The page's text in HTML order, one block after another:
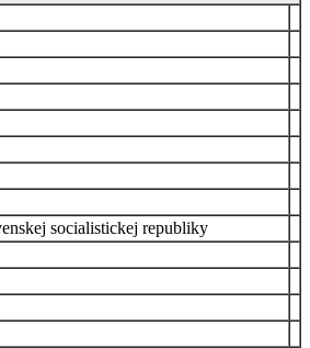
socialistickej republiky